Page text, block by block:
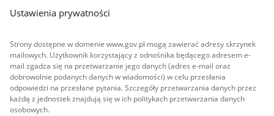
Ustawienia prywatności
Strony dostępne w domenie www.gov.pl mogą zawierać adresy skrzynek
mailowych. Użytkownik korzystający z odnośnika będącego adresem e-
mail zgadza się na przetwarzanie jego danych (adres e-mail oraz
dobrowolnie podanych danych w wiadomości) w celu przesłania
odpowiedzi na przesłane pytania. Szczegóły przetwarzania danych przez
każdą z jednostek znajdują się w ich politykach przetwarzania danych
osobowych.